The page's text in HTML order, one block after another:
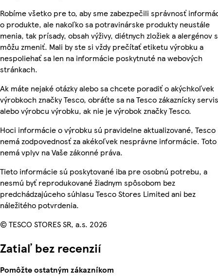
Robíme všetko pre to, aby sme zabezpečili správnosť
o produkte, ale nakoľko sa potravinárske produkty neustále
menia, tak prísady, obsah výživy, diétnych zložiek a alergénov
môžu zmeniť. Mali by ste si vždy prečítať etiketu výrobku a
nespoliehať sa len na informácie poskytnuté na webových
stránkach.
Ak máte nejaké otázky alebo sa chcete poradiť o akýchkoľvek
výrobkoch značky Tesco, obráťte sa na Tesco zákaznícky
alebo výrobcu výrobku, ak nie je výrobok značky Tesco.
Hoci informácie o výrobku sú pravidelne aktualizované, Tesco
nemá zodpovednosť za akékoľvek nesprávne informácie. Toto
nemá vplyv na Vaše zákonné práva.
Tieto informácie sú poskytované iba pre osobnú potrebu, a
nesmú byť reprodukované žiadnym spôsobom bez
predchádzajúceho súhlasu Tesco Stores Limited ani bez
náležitého potvrdenia.
© TESCO STORES SR, a.s. 2026
Zatiaľ bez recenzií
Pomôžte ostatným zákazníkom